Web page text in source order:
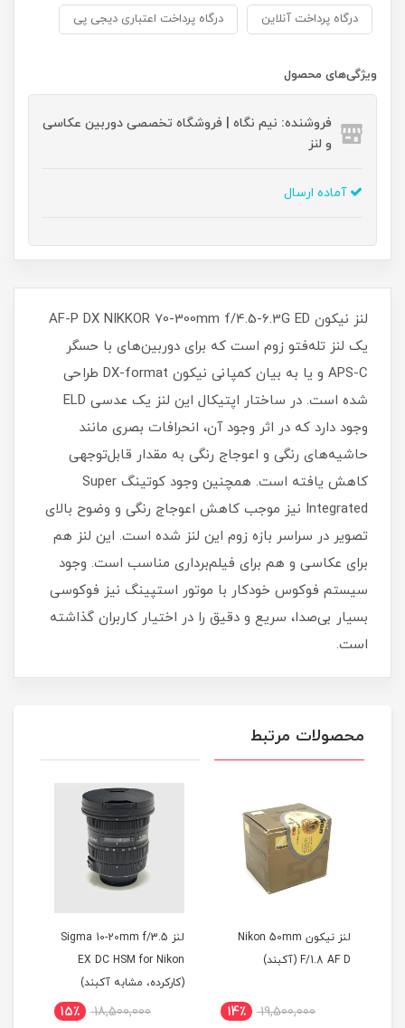
درگاه پرداخت آنلاین درگاه پرداخت اعتباری دیجی پی
ویژگی‌های محصول
فروشنده: نیم نگاه | فروشگاه تخصصی دوربین عکاسی
و لنز
آماده ارسال
لنز نیکون AF-P DX NIKKOR 70-300mm f/4.5-6.3G ED
یک لنز تله‌فتو زوم است که برای دوربین‌های با حسگر
APS-C و یا به بیان کمپانی نیکون DX-format طراحی
شده است. در ساختار اپتیکال این لنز یک عدسی ELD
وجود دارد که در اثر وجود آن، انحرافات بصری مانند
حاشیه‌های رنگی و اعوجاج رنگی به مقدار قابل‌توجهی
کاهش یافته است. همچنین وجود کوتینگ Super
Integrated نیز موجب کاهش اعوجاج رنگی و وضوح بالای
تصویر در سراسر بازه زوم این لنز شده است. این لنز هم
برای عکاسی و هم برای فیلم‌برداری مناسب است. وجود
سیستم فوکوس خودکار با موتور استپینگ نیز فوکوسی
بسیار بی‌صدا، سریع و دقیق را در اختیار کاربران گذاشته
است.
محصولات مرتبط
لنز Sigma 10-20mm f/3.5
EX DC HSM for Nikon
18,500,000 15٪
لنز نیکون Nikon 50mm
F/1.8 AF D (کارکرده، در حد
آک)
10,000,000 11٪